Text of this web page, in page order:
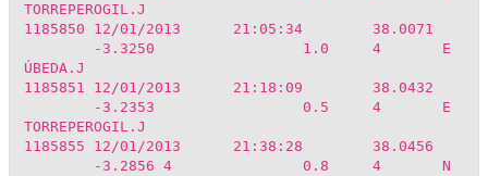
TORREPEROGIL.J
1185850
12/01/2013 21:05:34
38.0071
-3.3250
1.0 4
E
ÚBEDA.J
1185851
12/01/2013 21:18:09
38.0432
-3.2353
0.5 4
E
TORREPEROGIL.J
1185855
12/01/2013 21:38:28
38.0456
-3.2856 4 0.8 4
N